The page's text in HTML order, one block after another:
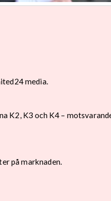
media.
K3 och K4 –
på marknaden.